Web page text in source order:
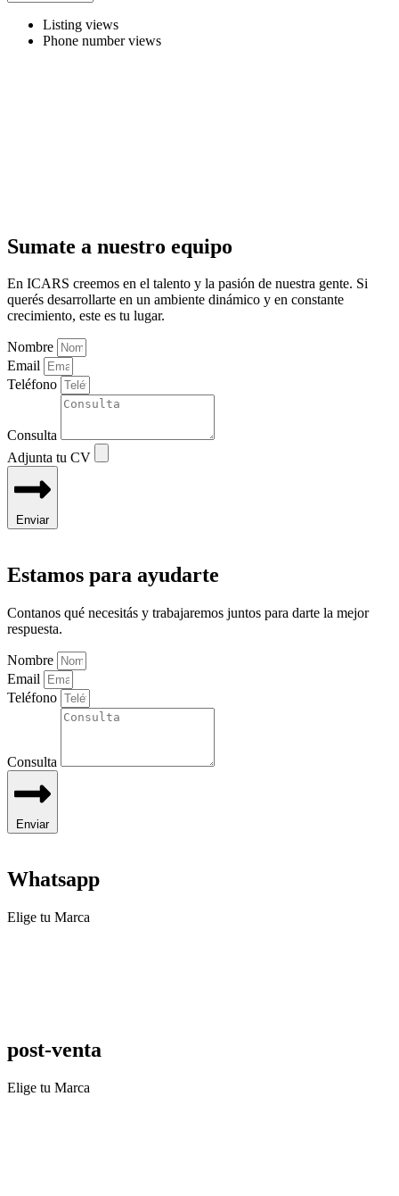
Listing views
Phone number views
Sumate a nuestro equipo
En ICARS creemos en el talento y la pasión de nuestra gente. Si
querés desarrollarte en un ambiente dinámico y en constante
crecimiento, este es tu lugar.
Nombre
Email
Teléfono
Consulta
Adjunta tu CV
Enviar
Estamos para ayudarte
Contanos qué necesitás y trabajaremos juntos para darte la mejor
respuesta.
Nombre
Email
Teléfono
Consulta
Enviar
Whatsapp
Elige tu Marca
post-venta
Elige tu Marca